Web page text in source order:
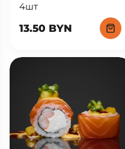
4шт
13.50 BYN